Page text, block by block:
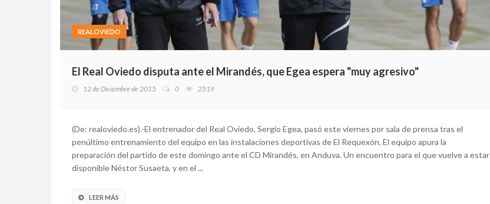
REALOVIEDO
El Real Oviedo disputa ante el Mirandés, que Egea espera "muy agresivo"
12 de Diciembre de 2015 0 2519
(De: realoviedo.es).-El entrenador del Real Oviedo, Sergio Egea, pasó este viernes por sala de prensa tras el
penúltimo entrenamiento del equipo en las instalaciones deportivas de El Requexón. El equipo apura la
preparación del partido de este domingo ante el CD Mirandés, en Anduva. Un encuentro para el que vuelve a estar
disponible Néstor Susaeta, y en el ...
LEER MÁS